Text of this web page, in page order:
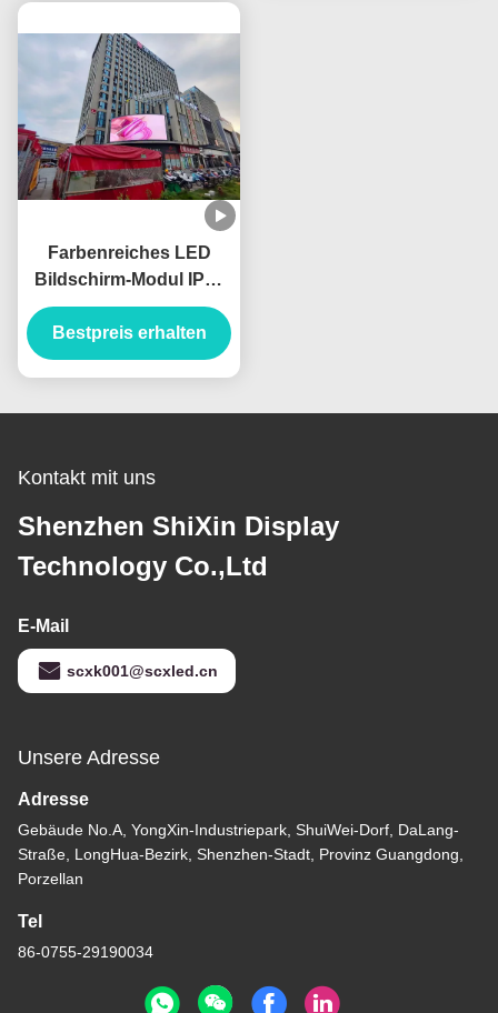
Farbenreiches LED
Bildschirm-Modul IP65
IP67 P6 SMD2727 RGB
32x32 im Freien
Bestpreis erhalten
Kontakt mit uns
Shenzhen ShiXin Display
Technology Co.,Ltd
E-Mail
scxk001@scxled.cn
Unsere Adresse
Adresse
Gebäude No.A, YongXin-Industriepark, ShuiWei-Dorf, DaLang-
Straße, LongHua-Bezirk, Shenzhen-Stadt, Provinz Guangdong,
Porzellan
Tel
86-0755-29190034